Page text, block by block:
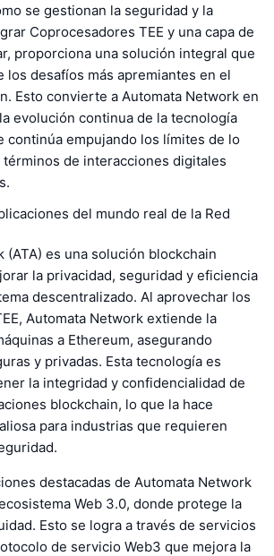
se gestionan la seguridad y la
Coprocesadores TEE y una capa de
proporciona una solución integral que
los desafíos más apremiantes en el
Esto convierte a Automata Network en
evolución continua de la tecnología
continúa empujando los límites de lo
de interacciones digitales
del mundo real de la Red
(ATA) es una solución blockchain
la privacidad, seguridad y eficiencia
descentralizado. Al aprovechar los
Automata Network extiende la
a Ethereum, asegurando
y privadas. Esta tecnología es
la integridad y confidencialidad de
blockchain, lo que la hace
para industrias que requieren
destacadas de Automata Network
Web 3.0, donde protege la
Esto se logra a través de servicios
de servicio Web3 que mejora la